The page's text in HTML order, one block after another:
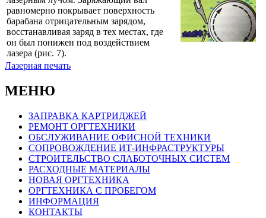
равномерно покрывает поверхность
барабана отрицательным зарядом,
восстанавливая заряд в тех местах, где
он был понижен под воздействием
лазера (рис. 7).
Лазерная печать
МЕНЮ
ЗАПРАВКА КАРТРИДЖЕЙ
РЕМОНТ ОРГТЕХНИКИ
ОБСЛУЖИВАНИЕ ОФИСНОЙ ТЕХНИКИ
СОПРОВОЖДЕНИЕ ИТ-ИНФРАСТРУКТУРЫ
СТРОИТЕЛЬСТВО СЛАБОТОЧНЫХ СИСТЕМ
РАСХОДНЫЕ МАТЕРИАЛЫ
НОВАЯ ОРГТЕХНИКА
ОРГТЕХНИКА С ПРОБЕГОМ
ИНФОРМАЦИЯ
КОНТАКТЫ